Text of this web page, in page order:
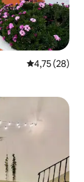
Gemiddelde
4,75 (28)